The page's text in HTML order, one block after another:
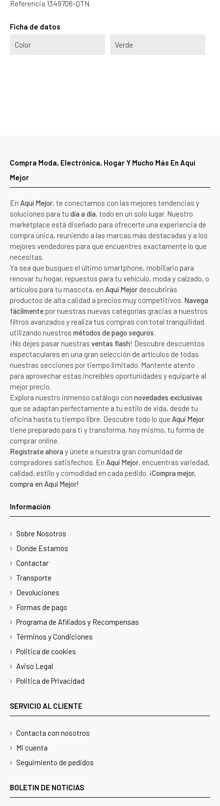
Referencia 1349706-QTN
Ficha de datos
Color Verde
Compra Moda, Electrónica, Hogar Y Mucho Más En Aquí
Mejor
En Aquí Mejor, te conectamos con las mejores tendencias y
soluciones para tu día a día, todo en un solo lugar. Nuestro
marketplace está diseñado para ofrecerte una experiencia de
compra única, reuniendo a las marcas más destacadas y a los
mejores vendedores para que encuentres exactamente lo que
necesitas.
Ya sea que busques el último smartphone, mobiliario para
renovar tu hogar, repuestos para tu vehículo, moda y calzado, o
artículos para tu mascota, en Aquí Mejor descubrirás
productos de alta calidad a precios muy competitivos. Navega
fácilmente por nuestras nuevas categorías gracias a nuestros
filtros avanzados y realiza tus compras con total tranquilidad
utilizando nuestros métodos de pago seguros.
¡No dejes pasar nuestras ventas flash! Descubre descuentos
espectaculares en una gran selección de artículos de todas
nuestras secciones por tiempo limitado. Mantente atento
para aprovechar estas increíbles oportunidades y equiparte al
mejor precio.
Explora nuestro inmenso catálogo con novedades exclusivas
que se adaptan perfectamente a tu estilo de vida, desde tu
oficina hasta tu tiempo libre. Descubre todo lo que Aquí Mejor
tiene preparado para ti y transforma, hoy mismo, tu forma de
comprar online.
Regístrate ahora y únete a nuestra gran comunidad de
compradores satisfechos. En Aquí Mejor, encuentras variedad,
calidad, estilo y comodidad en cada pedido. ¡Compra mejor,
compra en Aquí Mejor!
Información
Sobre Nosotros
Donde Estamos
Contactar
Transporte
Devoluciones
Formas de pago
Programa de Afiliados y Recompensas
Términos y Condiciones
Politica de cookies
Aviso Legal
Politica de Privacidad
SERVICIO AL CLIENTE
Contacta con nosotros
Mi cuenta
Seguimiento de pedidos
BOLETIN DE NOTICIAS